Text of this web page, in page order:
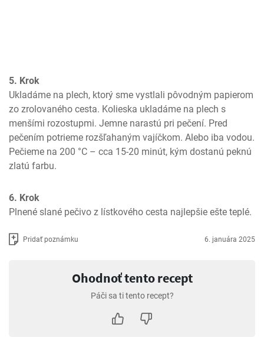
5. Krok
Ukladáme na plech, ktorý sme vystlali pôvodným papierom
zo zrolovaného cesta. Kolieska ukladáme na plech s
menšími rozostupmi. Jemne narastú pri pečení. Pred
pečením potrieme rozšľahaným vajíčkom. Alebo iba vodou.
Pečieme na 200 °C – cca 15-20 minút, kým dostanú peknú
zlatú farbu.
6. Krok
Plnené slané pečivo z lístkového cesta najlepšie ešte teplé.
Pridať poznámku 6. januára 2025
Ohodnoť tento recept
Páči sa ti tento recept?